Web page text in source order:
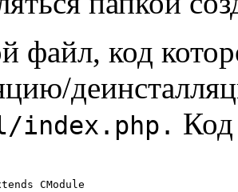
файл, код
CModule